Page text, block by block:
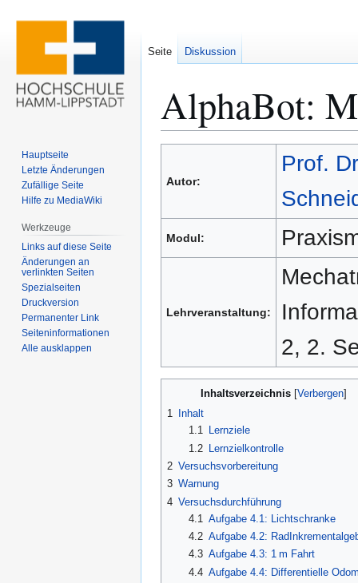
AlphaBot:
springen
springen
Autor:
Prof.
Modul:
Lehrveranstaltung:
2, 2.
Inhaltsverzeichnis
1
Inhalt
1.1
Lernziele
1.2
Lernzielkontrolle
2 Versuchsvorbereitung
3 Warnung
4 Versuchsdurchführung
4.1
Aufgabe 4.1: Lichtschranke
4.2 Aufgabe 4.2:
4.3 Aufgabe 4.3: 1 m Fahrt
4.4 Aufgabe 4.4: Differentielle
Seite Diskussion
Hauptseite
Letzte Änderungen
Zufällige Seite
Hilfe zu MediaWiki
Werkzeuge
Links auf diese Seite
Änderungen an
verlinkten Seiten
Spezialseiten
Druckversion
Permanenter Link
Seiten­­informationen
Alle ausklappen